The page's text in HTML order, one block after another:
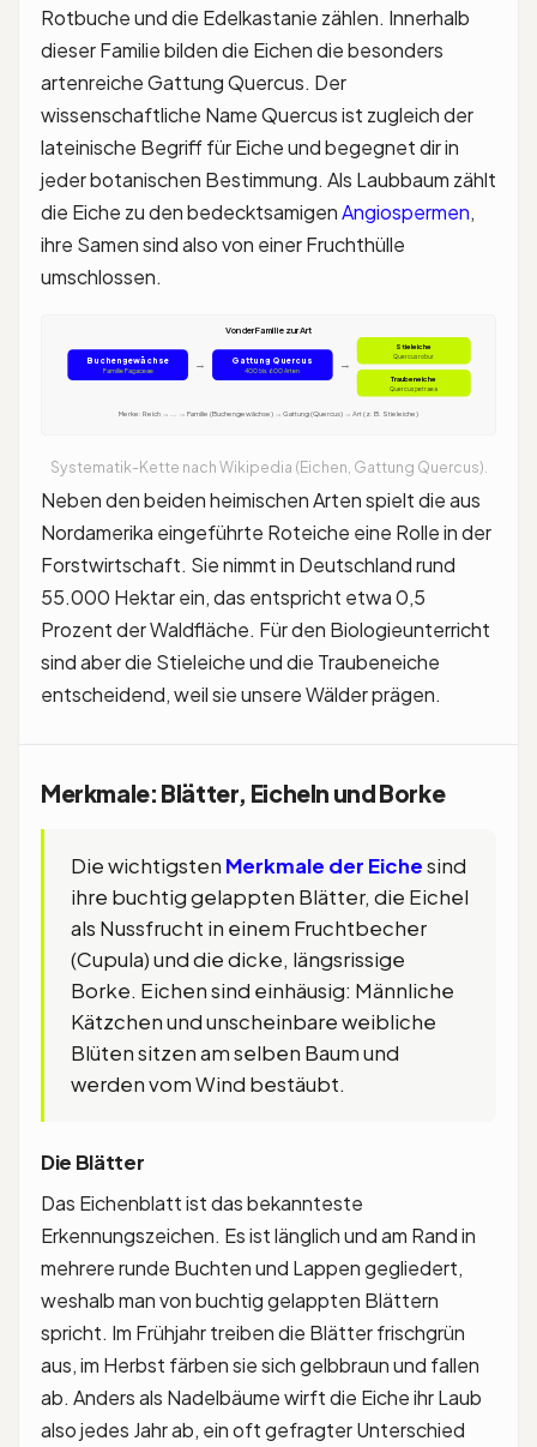
Rotbuche und die Edelkastanie zählen. Innerhalb
dieser Familie bilden die Eichen die besonders
artenreiche Gattung Quercus. Der
wissenschaftliche Name Quercus ist zugleich der
lateinische Begriff für Eiche und begegnet dir in
jeder botanischen Bestimmung. Als Laubbaum zählt
die Eiche zu den bedecktsamigenAngiospermen,
ihre Samen sind also von einer Fruchthülle
umschlossen.
Von der Familie zur Art
Buchengewächse
Familie Fagaceae
→ Gattung Quercus
400 bis 600 Arten
→
Stieleiche
Quercus robur
Traubeneiche
Quercus petraea
Merke: Reich → ... → Familie (Buchengewächse) → Gattung (Quercus) → Art (z. B. Stieleiche)
Systematik-Kette nach Wikipedia (Eichen, Gattung Quercus).
Neben den beiden heimischen Arten spielt die aus
Nordamerika eingeführte Roteiche eine Rolle in der
Forstwirtschaft. Sie nimmt in Deutschland rund
55.000 Hektar ein, das entspricht etwa 0,5
Prozent der Waldfläche. Für den Biologieunterricht
sind aber die Stieleiche und die Traubeneiche
entscheidend, weil sie unsere Wälder prägen.
Merkmale: Blätter, Eicheln und Borke
Die wichtigsten Merkmale der Eichesind
ihre buchtig gelappten Blätter, die Eichel
als Nussfrucht in einem Fruchtbecher
(Cupula) und die dicke, längsrissige
Borke. Eichen sind einhäusig: Männliche
Kätzchen und unscheinbare weibliche
Blüten sitzen am selben Baum und
werden vom Wind bestäubt.
Die Blätter
Das Eichenblatt ist das bekannteste
Erkennungszeichen. Es ist länglich und am Rand in
mehrere runde Buchten und Lappen gegliedert,
weshalb man von buchtig gelappten Blättern
spricht. Im Frühjahr treiben die Blätter frischgrün
aus, im Herbst färben sie sich gelbbraun und fallen
ab. Anders als Nadelbäume wirft die Eiche ihr Laub
also jedes Jahr ab, ein oft gefragter Unterschied